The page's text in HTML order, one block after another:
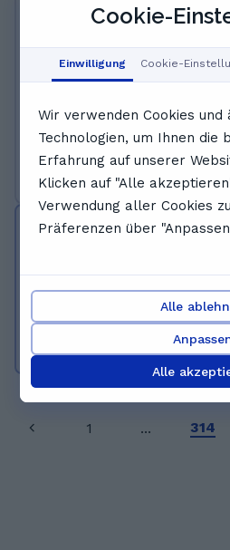
ich auch an meine Schüler
Informatik Mathe
Mein Name ist Josua
Jahre alt und studiere
als Leistungskurse im
mich auch in meiner
habe bereits im ersten
privat Nachhilfe in
Freizeit verbringe ich meist
oder Online.
Weiterlesen
Probeeinheit
GoStudent-
gründlicher Überprüfung
Hintergrundcheck.
1 ... 314
Cookie-
Einwilligung Cookie-
Wir verwenden Cookies und
Technologien, um Ihnen die
Erfahrung auf unserer
Klicken auf "Alle
Verwendung aller Cookies
Präferenzen über
Alle
Alle